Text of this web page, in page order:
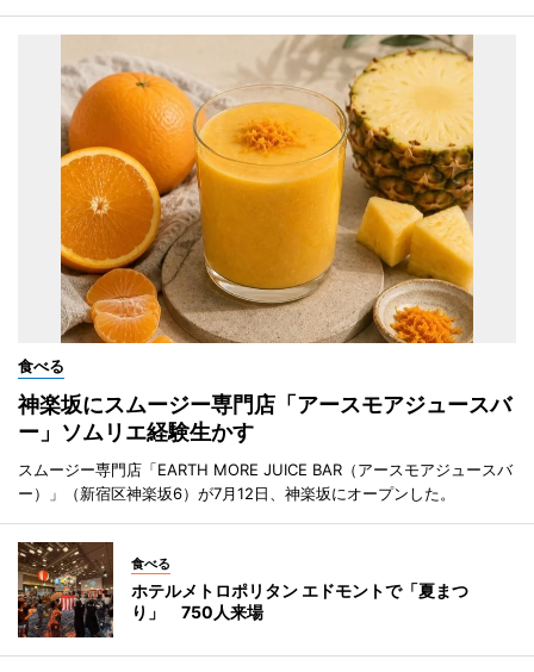
食べる
神楽坂にスムージー専門店「アースモアジュースバ
ー」ソムリエ経験生かす
スムージー専門店「EARTH MORE JUICE BAR（アースモアジュースバ
ー）」（新宿区神楽坂6）が7月12日、神楽坂にオープンした。
食べる
ホテルメトロポリタン エドモントで「夏まつ
り」 750人来場